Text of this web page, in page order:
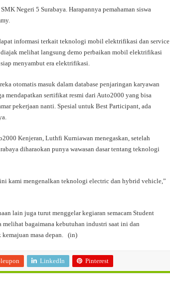
Negeri 5 Surabaya. Harapannya pemahaman siswa
informasi terkait teknologi mobil elektrifikasi dan service
melihat langsung demo perbaikan mobil elektrifikasi
menyambut era elektrifikasi.
otomatis masuk dalam database penjaringan karyawan
mendapatkan sertifikat resmi dari Auto2000 yang bisa
pekerjaan nanti. Spesial untuk Best Participant, ada
Kenjeran, Luthfi Kurniawan menegaskan, setelah
diharaokan punya wawasan dasar tentang teknologi
kami mengenalkan teknologi electric dan hybrid vehicle,”
lain juga turut menggelar kegiaran semacam Student
bagaimana kebutuhan industri saat ini dan
masa depan. (in)
LinkedIn Pinterest